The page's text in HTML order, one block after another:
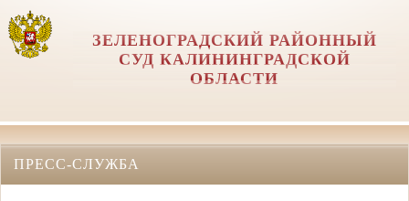
ЗЕЛЕНОГРАДСКИЙ РАЙОННЫЙ
СУД КАЛИНИНГРАДСКОЙ
ОБЛАСТИ
ПРЕСС-СЛУЖБА